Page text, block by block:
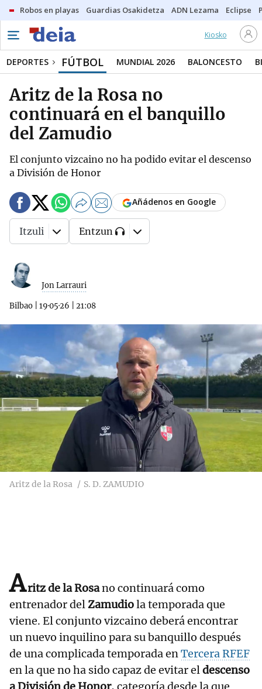
Robos en playas Guardias Osakidetza ADN Lezama Eclipse
Kiosko
DEPORTES FÚTBOL MUNDIAL 2026 BALONCESTO
Aritz de la Rosa no
continuará en el banquillo
del Zamudio
El conjunto vizcaino no ha podido evitar el descenso
a División de Honor
Jon Larrauri
Bilbao 19·05·26 21:08
Añádenos en Google
Itzuli Entzun
Aritz de la Rosa S. D. ZAMUDIO
Aritz de la Rosano continuará como
entrenador delZamudiola temporada que
viene. El conjunto vizcaino deberá encontrar
un nuevo inquilino para su banquillo después
de una complicada temporada enTercera RFEF
en la que no ha sido capaz de evitar eldescenso